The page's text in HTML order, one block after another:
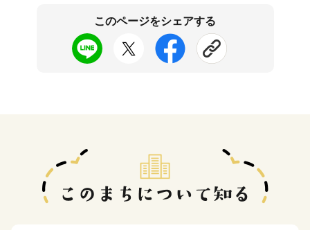
このページをシェアする